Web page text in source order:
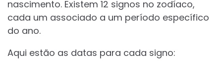
nascimento. Existem 12 signos no zodíaco,
cada um associado a um período específico
do ano.
Aqui estão as datas para cada signo: